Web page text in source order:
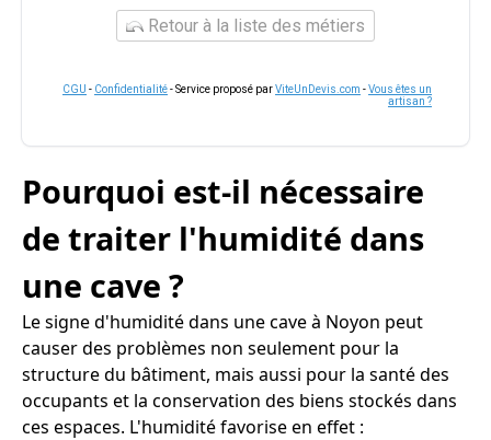
Retour à la liste des métiers
CGU - Confidentialité- Service proposé parViteUnDevis.com -Vous êtes un
artisan ?
Pourquoi est-il nécessaire
de traiter l'humidité dans
une cave ?
Le signe d'humidité dans une cave à Noyon peut
causer des problèmes non seulement pour la
structure du bâtiment, mais aussi pour la santé des
occupants et la conservation des biens stockés dans
ces espaces. L'humidité favorise en effet :